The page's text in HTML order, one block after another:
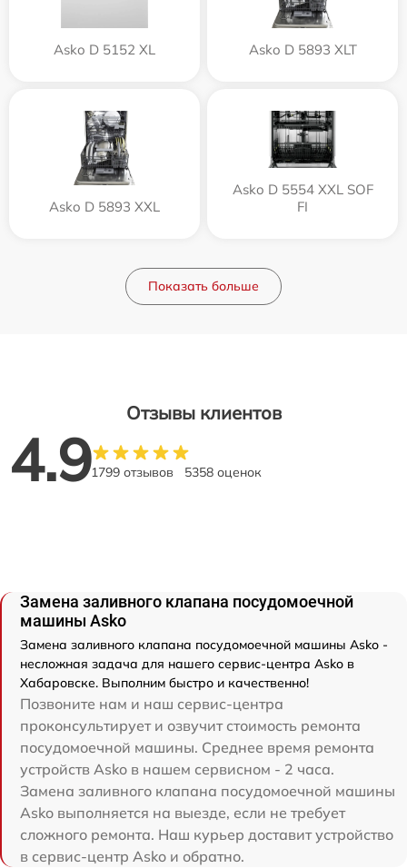
Asko D 5152 XL Asko D 5893 XLT
Asko D 5893 XXL
Asko D 5554 XXL SOF
FI
Показать больше
Отзывы клиентов
4.91799 отзывов 5358 оценок
Замена заливного клапана посудомоечной
машины Asko
Замена заливного клапана посудомоечной машины Asko -
несложная задача для нашего сервис-центра Asko в
Хабаровске. Выполним быстро и качественно!
Позвоните нам и наш сервис-центра
проконсультирует и озвучит стоимость ремонта
посудомоечной машины. Среднее время ремонта
устройств Asko в нашем сервисном - 2 часа.
Замена заливного клапана посудомоечной машины
Asko выполняется на выезде, если не требует
сложного ремонта. Наш курьер доставит устройство
в сервис-центр Asko и обратно.